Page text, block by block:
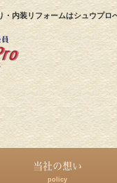
内装リフォームはシュウプロ
当社の想い
policy